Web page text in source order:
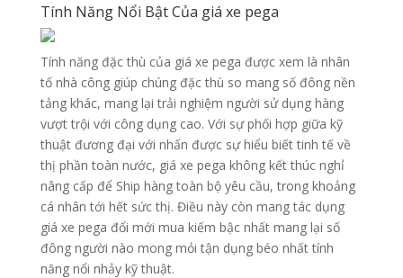
Tính Năng Nổi Bật Của giá xe pega
Tính năng đặc thù của giá xe pega được xem là nhân
tố nhà công giúp chúng đặc thù so mang số đông nền
tảng khác, mang lại trải nghiệm người sử dụng hàng
vượt trội với công dụng cao. Với sự phối hợp giữa kỹ
thuật đương đại với nhấn được sự hiểu biết tinh tế về
thị phần toàn nước, giá xe pega không kết thúc nghỉ
nâng cấp để Ship hàng toàn bộ yêu cầu, trong khoảng
cá nhân tới hết sức thị. Điều này còn mang tác dụng
giá xe pega đổi mới mua kiếm bậc nhất mang lại số
đông người nào mong mỏi tận dụng béo nhất tính
năng nổi nhảy kỹ thuật.